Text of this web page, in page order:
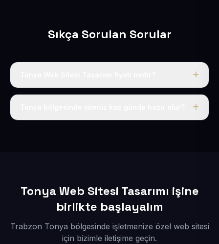
Sıkça Sorulan Sorular
Tek fiyat uygulanır: yıllık 50 USD + KDV. Bu bedele alan
Tonya Web Sitesi Tasarımı işine
birlikte başlayalım
Trabzon Tonya bölgesinde işletmenize özel web sitesi
için bizimle iletişime geçin.